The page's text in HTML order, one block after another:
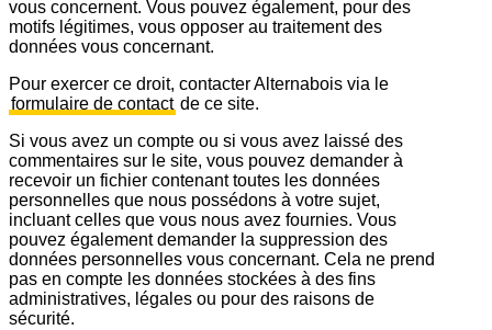
vous concernent. Vous pouvez également, pour des
motifs légitimes, vous opposer au traitement des
données vous concernant.
Pour exercer ce droit, contacter Alternabois via le
formulaire de contact de ce site.
Si vous avez un compte ou si vous avez laissé des
commentaires sur le site, vous pouvez demander à
recevoir un fichier contenant toutes les données
personnelles que nous possédons à votre sujet,
incluant celles que vous nous avez fournies. Vous
pouvez également demander la suppression des
données personnelles vous concernant. Cela ne prend
pas en compte les données stockées à des fins
administratives, légales ou pour des raisons de
sécurité.